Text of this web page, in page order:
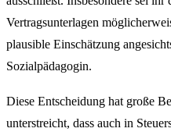
Vertragsunterlagen
plausible Einschätzung
Sozialpädagogin.
Diese Entscheidung hat große
unterstreicht, dass auch in